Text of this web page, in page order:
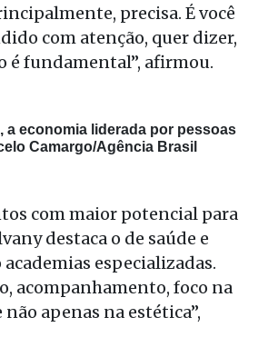
precisa. É você
com atenção, quer dizer,
é fundamental”, afirmou.
a economia liderada por pessoas
Camargo/Agência Brasil
com maior potencial para
destaca o de saúde e
especializadas.
acompanhamento, foco na
apenas na estética”,